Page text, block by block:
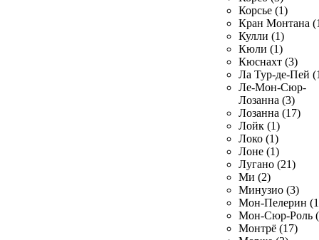
Корсье (1)
Кран Монтана
Кулли (1)
Кюли (1)
Кюснахт (3)
Ла Тур-де-Пей
Ле-Мон-Сюр-
Лозанна (3)
Лозанна (17)
Лойк (1)
Локо (1)
Лоне (1)
Лугано (21)
Ми (2)
Минузио (3)
Мон-Пелерин
Мон-Сюр-Роль
Монтрё (17)